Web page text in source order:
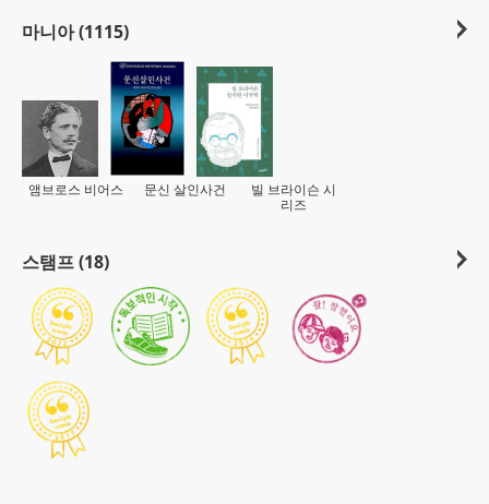
마니아 (1115)
앰브로스 비어스 문신 살인사건
빌 브라이슨 시
리즈
스탬프 (18)